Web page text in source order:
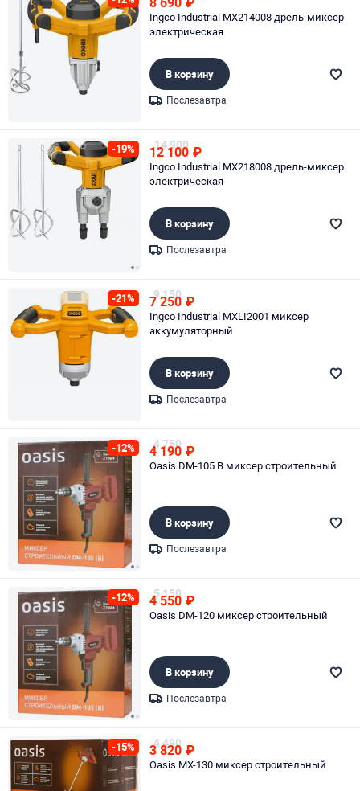
Ingco Industrial MX214008 дрель-миксер
электрическая
В корзину
Послезавтра
-19% 14 900
12 100 ₽
Ingco Industrial MX218008 дрель-миксер
электрическая
В корзину
Послезавтра
-21% 9 150
7 250 ₽
Ingco Industrial MXLI2001 миксер
аккумуляторный
В корзину
Послезавтра
-12% 4 750
4 190 ₽
Oasis DM-105 B миксер строительный
В корзину
Послезавтра
-12% 5 150
4 550 ₽
Oasis DM-120 миксер строительный
В корзину
Послезавтра
-15% 4 490
3 820 ₽
Oasis MX-130 миксер строительный